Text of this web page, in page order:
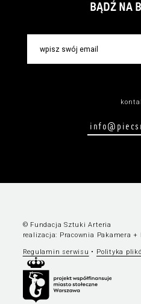
BĄDŹ NA
© Fundacja Sztuki Arteria
realizacja: Pracownia Pakamera +
Regulamin serwisu • Polityka